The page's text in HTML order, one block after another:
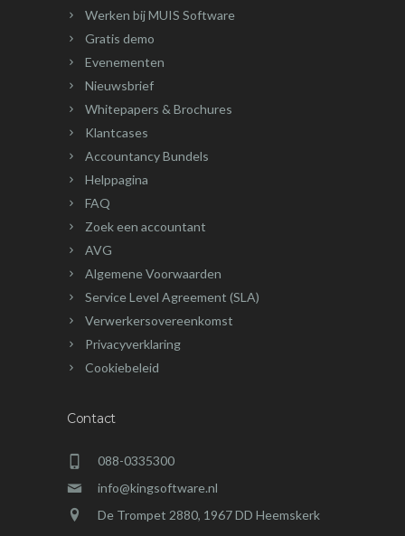
Werken bij MUIS Software
Gratis demo
Evenementen
Nieuwsbrief
Whitepapers & Brochures
Klantcases
Accountancy Bundels
Helppagina
FAQ
Zoek een accountant
AVG
Algemene Voorwaarden
Service Level Agreement (SLA)
Verwerkersovereenkomst
Privacyverklaring
Cookiebeleid
Contact
088-0335300
info@kingsoftware.nl
De Trompet 2880, 1967 DD Heemskerk